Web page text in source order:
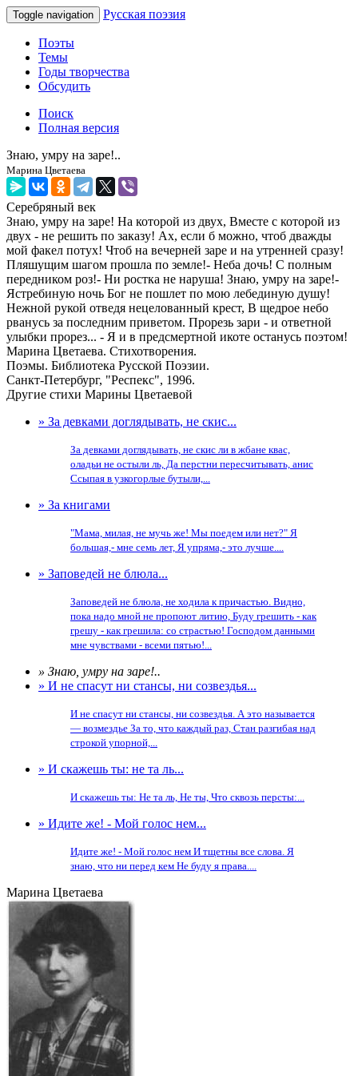
Toggle navigation Русская поэзия
Поэты
Темы
Годы творчества
Обсудить
Поиск
Полная версия
Знаю, умру на заре!..
Марина Цветаева
Серебряный век
Знаю, умру на заре! На которой из двух, Вместе с которой из
двух - не решить по заказу! Ах, если б можно, чтоб дважды
мой факел потух! Чтоб на вечерней заре и на утренней сразу!
Пляшущим шагом прошла по земле!- Неба дочь! С полным
передником роз!- Ни ростка не наруша! Знаю, умру на заре!-
Ястребиную ночь Бог не пошлет по мою лебединую душу!
Нежной рукой отведя нецелованный крест, В щедрое небо
рванусь за последним приветом. Прорезь зари - и ответной
улыбки прорез... - Я и в предсмертной икоте останусь поэтом!
Марина Цветаева. Стихотворения.
Поэмы. Библиотека Русской Поэзии.
Санкт-Петербург, "Респекс", 1996.
Другие стихи Марины Цветаевой
» За девками доглядывать, не скис...
За девками доглядывать, не скис ли в жбане квас,
оладьи не остыли ль, Да перстни пересчитывать, анис
Ссыпая в узкогорлые бутыли,...
» За книгами
"Мама, милая, не мучь же! Мы поедем или нет?" Я
большая,- мне семь лет, Я упряма,- это лучше....
» Заповедей не блюла...
Заповедей не блюла, не ходила к причастью. Видно,
пока надо мной не пропоют литию, Буду грешить - как
грешу - как грешила: со страстью! Господом данными
мне чувствами - всеми пятью!...
» Знаю, умру на заре!..
» И не спасут ни стансы, ни созвездья...
И не спасут ни стансы, ни созвездья. А это называется
— возмездье За то, что каждый раз, Стан разгибая над
строкой упорной,...
» И скажешь ты: не та ль...
И скажешь ты: Не та ль, Не ты, Что сквозь персты:...
» Идите же! - Мой голос нем...
Идите же! - Мой голос нем И тщетны все слова. Я
знаю, что ни перед кем Не буду я права....
Марина Цветаева